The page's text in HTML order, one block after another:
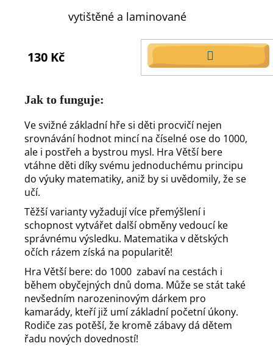
vytištěné a laminované
130 Kč
DO
KOŠÍKU
Jak to funguje:
Ve svižné základní hře si děti procvičí nejen
srovnávání hodnot mincí na číselné ose do 1000,
ale i postřeh a bystrou mysl. Hra Větší bere
vtáhne děti díky svému jednoduchému principu
do výuky matematiky, aniž by si uvědomily, že se
učí.
Těžší varianty vyžadují více přemýšlení i
schopnost vytvářet další obměny vedoucí ke
správnému výsledku. Matematika v dětských
očích rázem získá na popularitě!
Hra Větší bere: do 1000 zabaví na cestách i
během obyčejných dnů doma. Může se stát také
nevšedním narozeninovým dárkem pro
kamarády, kteří již umí základní početní úkony.
Rodiče zas potěší, že kromě zábavy dá dětem
řadu nových dovedností!